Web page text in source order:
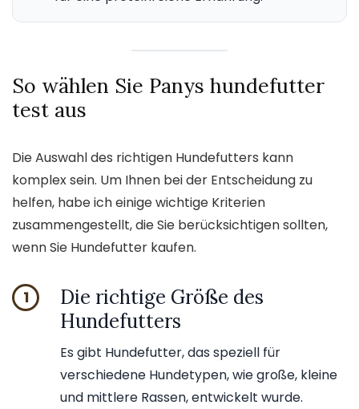
So wählen Sie Panys hundefutter
test aus
Die Auswahl des richtigen Hundefutters kann
komplex sein. Um Ihnen bei der Entscheidung zu
helfen, habe ich einige wichtige Kriterien
zusammengestellt, die Sie berücksichtigen sollten,
wenn Sie Hundefutter kaufen.
1
Die richtige Größe des
Hundefutters
Es gibt Hundefutter, das speziell für
verschiedene Hundetypen, wie große, kleine
und mittlere Rassen, entwickelt wurde.